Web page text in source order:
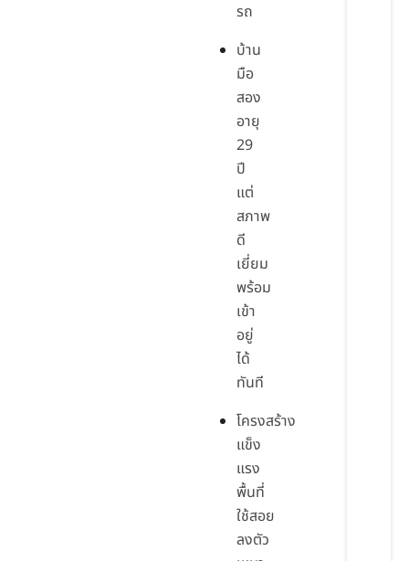
รถ
บ้าน
มือ
สอง
อายุ
29
ปี
แต่
สภาพ
ดี
เยี่ยม
พร้อม
เข้า
อยู่
ได้
ทันที
โครงสร้าง
แข็ง
แรง
พื้นที่
ใช้สอย
ลงตัว